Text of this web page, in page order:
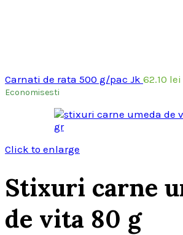
Carnati de rata 500 g/pac Jk 62.10 lei
Economisesti
Click to enlarge
Stixuri carne
de vita 80 g